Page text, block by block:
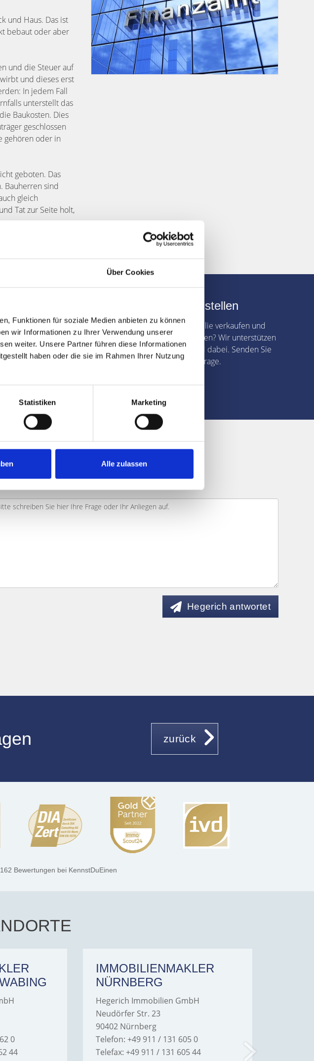
Über Cookies
Funktionen für soziale Medien anbieten zu können
wir Informationen zu Ihrer Verwendung unserer
weiter. Unsere Partner führen diese Informationen
haben oder die sie im Rahmen Ihrer Nutzung
Statistiken Marketing
Alle zulassen
und Haus. Das ist
bebaut oder aber
und die Steuer auf
und dieses erst
In jedem Fall
unterstellt das
Baukosten. Dies
geschlossen
gehören oder in
geboten. Das
Bauherren sind
gleich
Tat zur Seite holt,
Verkaufsanfrage stellen
Sie möchten Ihre Immobilie verkaufen und
dabei Zeit und Geld sparen? Wir unterstützen
Sie gerne und umfassend dabei. Senden Sie
uns jetzt Ihre Verkaufsanfrage.
mit uns aufnehmen?
Immobilien-Thema ein.
Hegerich antwortet
zurück
162 Bewertungen bei KennstDuEinen
0
44
IMMOBILIENMAKLER
NÜRNBERG
Hegerich Immobilien GmbH
Neudörfer Str. 23
90402 Nürnberg
Telefon: +49 911 / 131 605 0
Telefax: +49 911 / 131 605 44